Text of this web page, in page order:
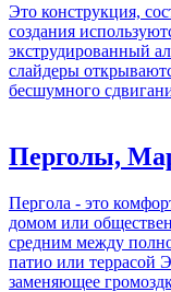
Это конструкция,
создания
экструдированный
слайдеры
бесшумного
Перголы,
Пергола - это
домом или
средним между
патио или террасой
заменяющее